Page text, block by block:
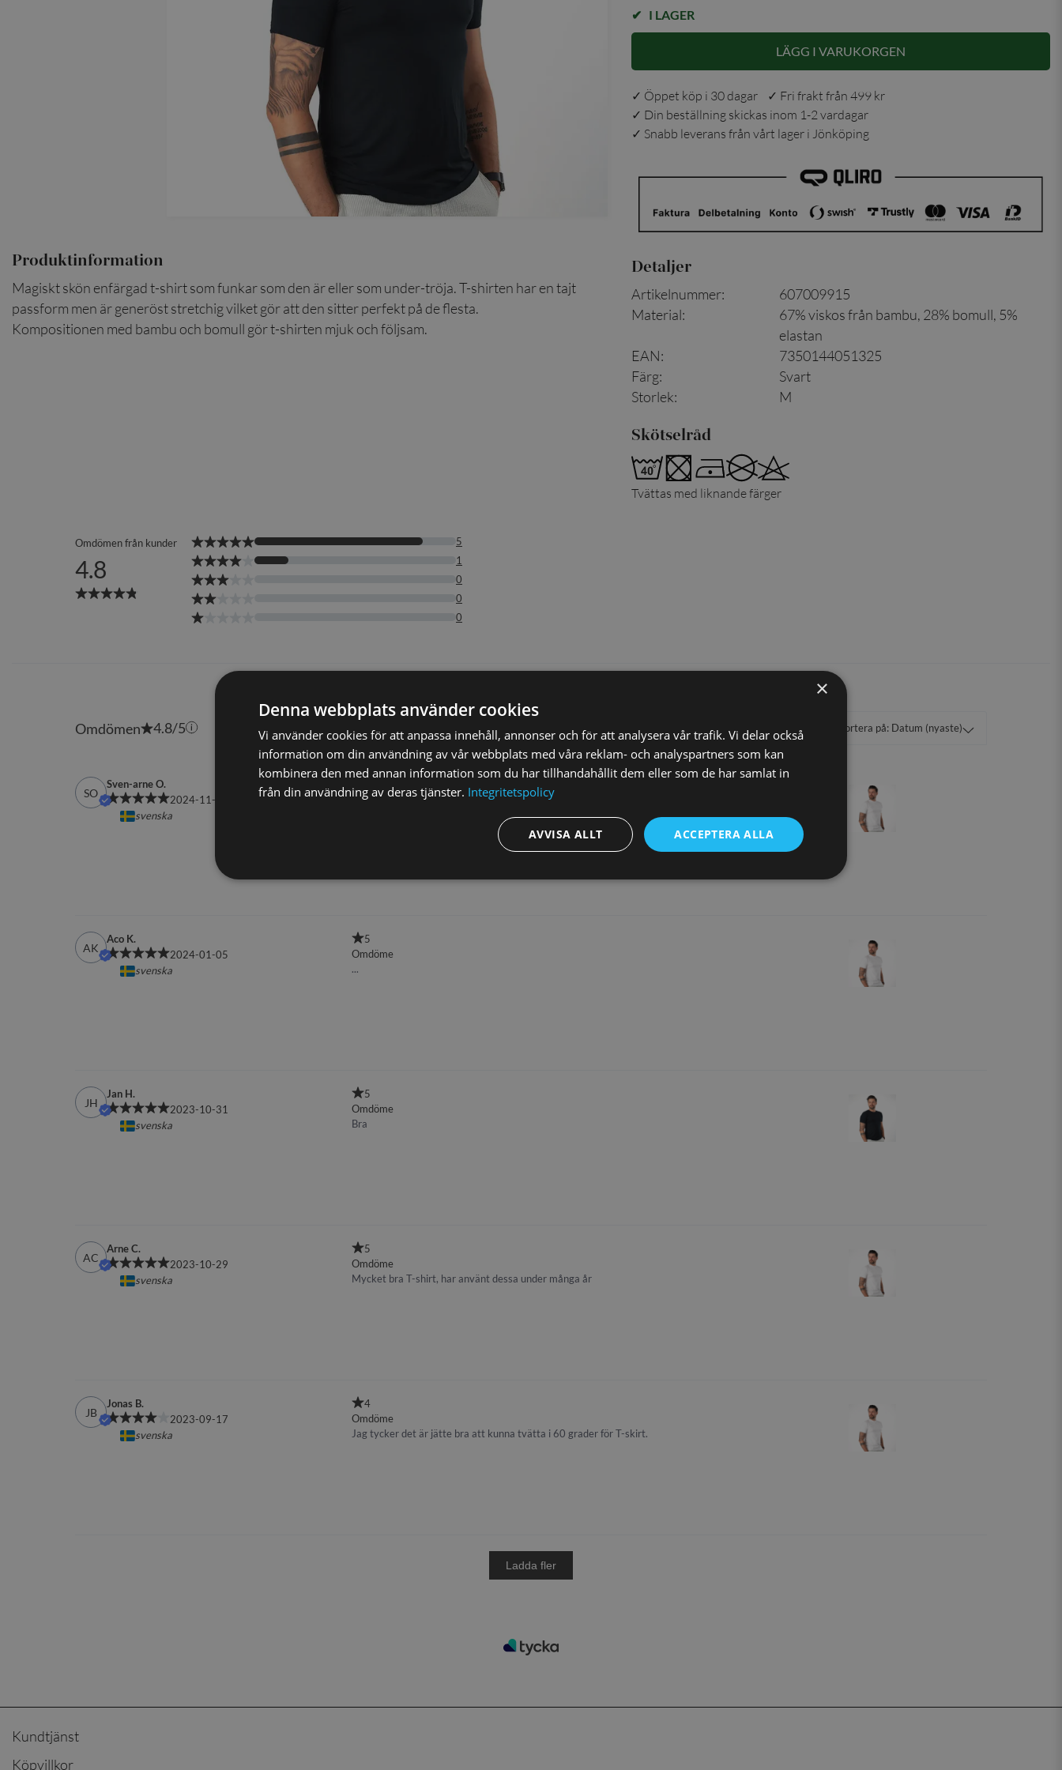
Produktinformation
Magiskt skön enfärgad t-shirt som funkar som den är eller som under-tröja. T-shirten har en tajt
passform men är generöst stretchig vilket gör att den sitter perfekt på de flesta.
Kompositionen med bambu och bomull gör t-shirten mjuk och följsam.
I LAGER
LÄGG I VARUKORGEN
✓ Öppet köp i 30 dagar ✓ Fri frakt från 499 kr
✓ Din beställning skickas inom 1-2 vardagar
✓ Snabb leverans från vårt lager i Jönköping
Detaljer
Artikelnummer:
607009915
Material:
67% viskos från bambu, 28% bomull, 5%
elastan
EAN:
7350144051325
Färg:
Svart
Storlek: M
Skötselråd
Tvättas med liknande färger
Kundtjänst
Köpvillkor
×
Denna webbplats använder cookies
Vi använder cookies för att anpassa innehåll, annonser och för att analysera vår trafik. Vi delar också
information om din användning av vår webbplats med våra reklam- och analyspartners som kan
kombinera den med annan information som du har tillhandahållit dem eller som de har samlat in
från din användning av deras tjänster. Integritetspolicy
ACCEPTERA ALLA
AVVISA ALLT